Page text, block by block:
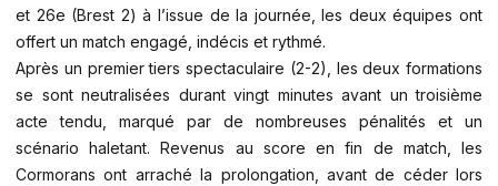
et 26e (Brest 2) à l’issue de la journée, les deux équipes ont
offert un match engagé, indécis et rythmé.
Après un premier tiers spectaculaire (2-2), les deux formations
se sont neutralisées durant vingt minutes avant un troisième
acte tendu, marqué par de nombreuses pénalités et un
scénario haletant. Revenus au score en fin de match, les
Cormorans ont arraché la prolongation, avant de céder lors